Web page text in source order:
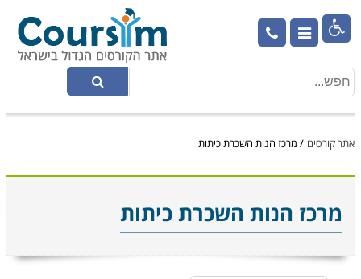

אתר קורסים / מרכז הנות השכרת כיתות
מרכז הנות השכרת כיתות